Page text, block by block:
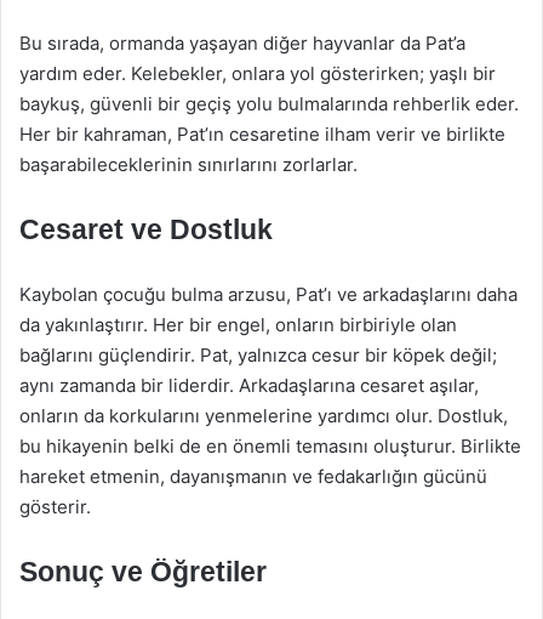
Bu sırada, ormanda yaşayan diğer hayvanlar da Pat’a
yardım eder. Kelebekler, onlara yol gösterirken; yaşlı bir
baykuş, güvenli bir geçiş yolu bulmalarında rehberlik eder.
Her bir kahraman, Pat’ın cesaretine ilham verir ve birlikte
başarabileceklerinin sınırlarını zorlarlar.
Cesaret ve Dostluk
Kaybolan çocuğu bulma arzusu, Pat’ı ve arkadaşlarını daha
da yakınlaştırır. Her bir engel, onların birbiriyle olan
bağlarını güçlendirir. Pat, yalnızca cesur bir köpek değil;
aynı zamanda bir liderdir. Arkadaşlarına cesaret aşılar,
onların da korkularını yenmelerine yardımcı olur. Dostluk,
bu hikayenin belki de en önemli temasını oluşturur. Birlikte
hareket etmenin, dayanışmanın ve fedakarlığın gücünü
gösterir.
Sonuç ve Öğretiler